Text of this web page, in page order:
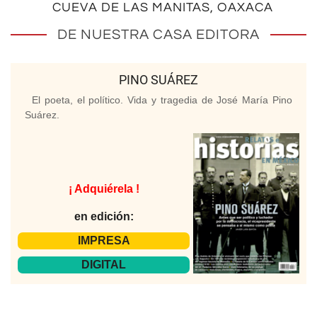
CUEVA DE LAS MANITAS, OAXACA
DE NUESTRA CASA EDITORA
PINO SUÁREZ
El poeta, el político. Vida y tragedia de José María Pino
Suárez.
¡ Adquiérela !
en edición:
IMPRESA
DIGITAL